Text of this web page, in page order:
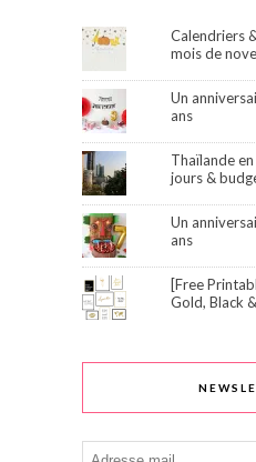
Calendriers
mois de
Un
ans
Thaïlande
jours &
Un
ans
[Free
Gold, Black
Adresse